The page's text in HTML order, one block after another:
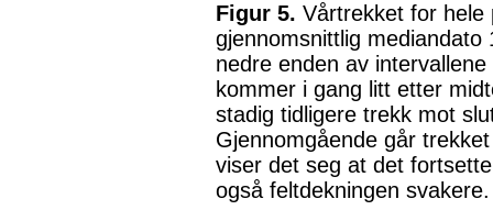
Figur 5. Vårtrekket for hele
gjennomsnittlig
nedre enden av
kommer i gang litt etter
stadig tidligere trekk mot
Gjennomgående går
viser det seg at det
også feltdekningen svakere.